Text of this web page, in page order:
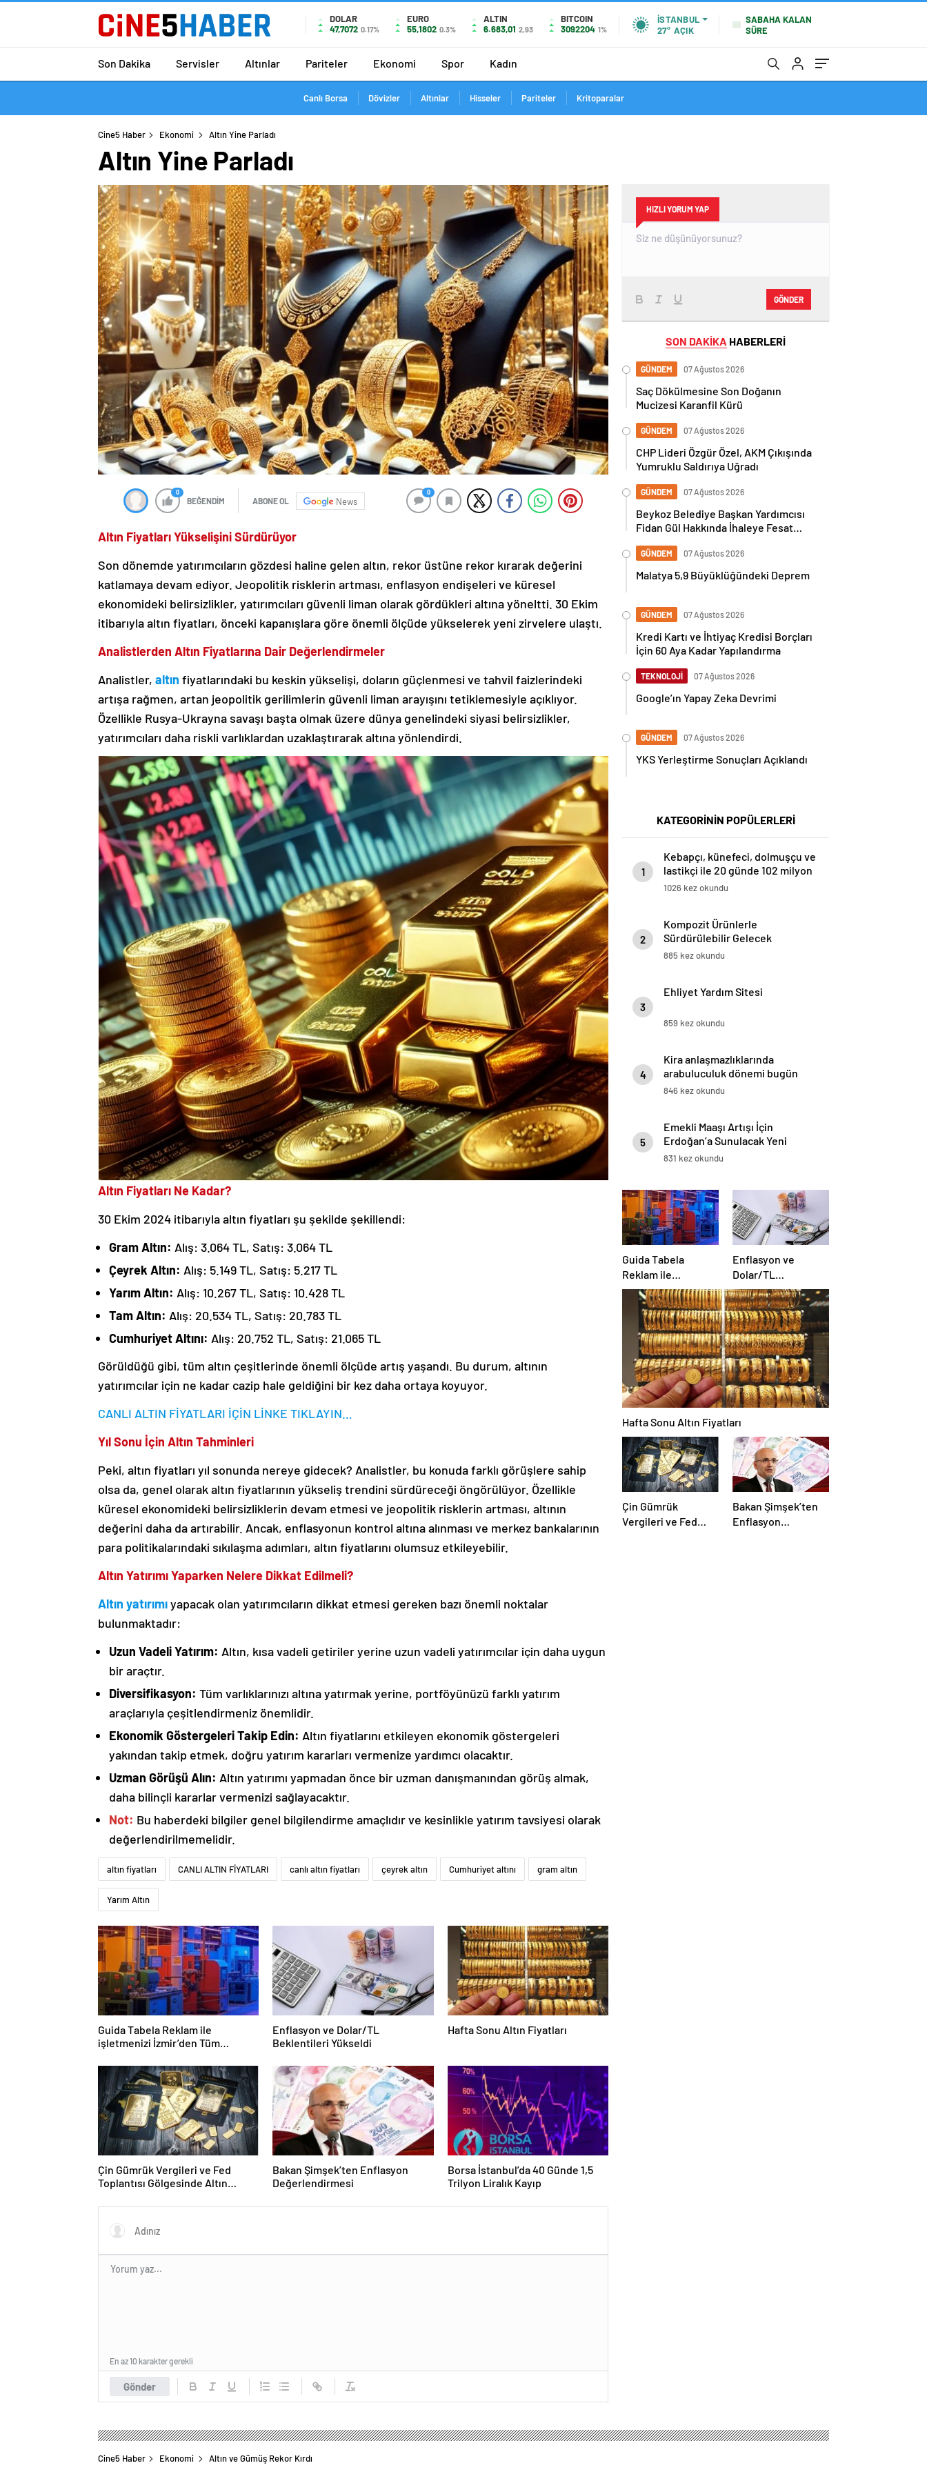
DOLAR
47,7072 0.17%
EURO
55,1802 0.3%
ALTIN
6.683,01 2,93
BITCOIN
3092204 1%
İSTANBUL
27° AÇIK
SABAHA KALAN
SÜRE
Son Dakika Servisler Altınlar Pariteler Ekonomi Spor Kadın
Canlı Borsa Dövizler Altınlar Hisseler Pariteler Kritoparalar
Cine5 Haber Ekonomi Altın Yine Parladı
Altın Yine Parladı
0
BEĞENDİM ABONE OL News
0
Altın Fiyatları Yükselişini Sürdürüyor
Son dönemde yatırımcıların gözdesi haline gelen altın, rekor üstüne rekor kırarak değerini
katlamaya devam ediyor. Jeopolitik risklerin artması, enflasyon endişeleri ve küresel
ekonomideki belirsizlikler, yatırımcıları güvenli liman olarak gördükleri altına yöneltti. 30 Ekim
itibarıyla altın fiyatları, önceki kapanışlara göre önemli ölçüde yükselerek yeni zirvelere ulaştı.
Analistlerden Altın Fiyatlarına Dair Değerlendirmeler
Analistler, altın fiyatlarındaki bu keskin yükselişi, doların güçlenmesi ve tahvil faizlerindeki
artışa rağmen, artan jeopolitik gerilimlerin güvenli liman arayışını tetiklemesiyle açıklıyor.
Özellikle Rusya-Ukrayna savaşı başta olmak üzere dünya genelindeki siyasi belirsizlikler,
yatırımcıları daha riskli varlıklardan uzaklaştırarak altına yönlendirdi.
Altın Fiyatları Ne Kadar?
30 Ekim 2024 itibarıyla altın fiyatları şu şekilde şekillendi:
Gram Altın: Alış: 3.064 TL, Satış: 3.064 TL
Çeyrek Altın: Alış: 5.149 TL, Satış: 5.217 TL
Yarım Altın: Alış: 10.267 TL, Satış: 10.428 TL
Tam Altın: Alış: 20.534 TL, Satış: 20.783 TL
Cumhuriyet Altını: Alış: 20.752 TL, Satış: 21.065 TL
Görüldüğü gibi, tüm altın çeşitlerinde önemli ölçüde artış yaşandı. Bu durum, altının
yatırımcılar için ne kadar cazip hale geldiğini bir kez daha ortaya koyuyor.
CANLI ALTIN FİYATLARI İÇİN LİNKE TIKLAYIN…
Yıl Sonu İçin Altın Tahminleri
Peki, altın fiyatları yıl sonunda nereye gidecek? Analistler, bu konuda farklı görüşlere sahip
olsa da, genel olarak altın fiyatlarının yükseliş trendini sürdüreceği öngörülüyor. Özellikle
küresel ekonomideki belirsizliklerin devam etmesi ve jeopolitik risklerin artması, altının
değerini daha da artırabilir. Ancak, enflasyonun kontrol altına alınması ve merkez bankalarının
para politikalarındaki sıkılaşma adımları, altın fiyatlarını olumsuz etkileyebilir.
Altın Yatırımı Yaparken Nelere Dikkat Edilmeli?
Altın yatırımıyapacak olan yatırımcıların dikkat etmesi gereken bazı önemli noktalar
bulunmaktadır:
Uzun Vadeli Yatırım: Altın, kısa vadeli getiriler yerine uzun vadeli yatırımcılar için daha uygun
bir araçtır.
Diversifikasyon: Tüm varlıklarınızı altına yatırmak yerine, portföyünüzü farklı yatırım
araçlarıyla çeşitlendirmeniz önemlidir.
Ekonomik Göstergeleri Takip Edin: Altın fiyatlarını etkileyen ekonomik göstergeleri
yakından takip etmek, doğru yatırım kararları vermenize yardımcı olacaktır.
Uzman Görüşü Alın: Altın yatırımı yapmadan önce bir uzman danışmanından görüş almak,
daha bilinçli kararlar vermenizi sağlayacaktır.
Not: Bu haberdeki bilgiler genel bilgilendirme amaçlıdır ve kesinlikle yatırım tavsiyesi olarak
değerlendirilmemelidir.
altın fiyatları CANLI ALTIN FİYATLARI canlı altın fiyatları çeyrek altın Cumhuriyet altını gram altın
Yarım Altın
Guida Tabela Reklam ile
işletmenizi İzmir’den Tüm
Çözümler!
Enflasyon ve Dolar/TL
Beklentileri Yükseldi
Hafta Sonu Altın Fiyatları
Çin Gümrük Vergileri ve Fed
Toplantısı Gölgesinde Altın
Bakan Şimşek’ten Enflasyon
Değerlendirmesi
Borsa İstanbul’da 40 Günde 1,5
Trilyon Liralık Kayıp
Gönder
En az 10 karakter gerekli
HIZLI YORUM YAP
GÖNDER
SON DAKİKA HABERLERİ
GÜNDEM 07 Ağustos 2026
Saç Dökülmesine Son Doğanın
Mucizesi Karanfil Kürü
GÜNDEM 07 Ağustos 2026
CHP Lideri Özgür Özel, AKM Çıkışında
Yumruklu Saldırıya Uğradı
GÜNDEM 07 Ağustos 2026
Beykoz Belediye Başkan Yardımcısı
Fidan Gül Hakkında İhaleye Fesat
GÜNDEM 07 Ağustos 2026
Malatya 5,9 Büyüklüğündeki Deprem
GÜNDEM 07 Ağustos 2026
Kredi Kartı ve İhtiyaç Kredisi Borçları
İçin 60 Aya Kadar Yapılandırma
TEKNOLOJİ 07 Ağustos 2026
Google’ın Yapay Zeka Devrimi
GÜNDEM 07 Ağustos 2026
YKS Yerleştirme Sonuçları Açıklandı
KATEGORİNİN POPÜLERLERİ
1
Kebapçı, künefeci, dolmuşçu ve
lastikçi ile 20 günde 102 milyon
lira
1026 kez okundu
2
Kompozit Ürünlerle
Sürdürülebilir Gelecek
885 kez okundu
3
Ehliyet Yardım Sitesi
859 kez okundu
4
Kira anlaşmazlıklarında
arabuluculuk dönemi bugün
başladı
846 kez okundu
5
Emekli Maaşı Artışı İçin
Erdoğan’a Sunulacak Yeni
Rakamlar
831 kez okundu
Guida Tabela
Reklam ile
işletmenizi
İzmir’den Tüm
Türkiye’ye Duyuran
Işıklı Çözümler!
Enflasyon ve
Dolar/TL
Beklentileri
Yükseldi
Hafta Sonu Altın Fiyatları
Çin Gümrük
Vergileri ve Fed
Bakan Şimşek’ten
Enflasyon
Cine5 Haber Ekonomi Altın ve Gümüş Rekor Kırdı